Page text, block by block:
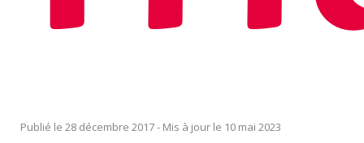
28 décembre 2017
10 mai 2023